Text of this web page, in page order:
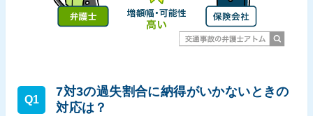
Q1
7対3の過失割合に納得がいかないときの
対応は？